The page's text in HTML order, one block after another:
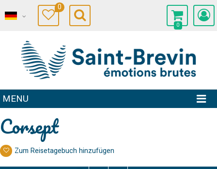
0
0
MENU
Corsept
Zum Reisetagebuch hinzufügen